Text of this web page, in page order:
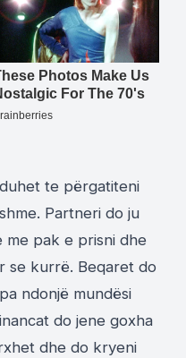
te përgatiteni
Partneri do ju
me pak e prisni dhe
se kurrë. Beqaret do
ndonjë mundësi
do jene goxha
dhe do kryeni